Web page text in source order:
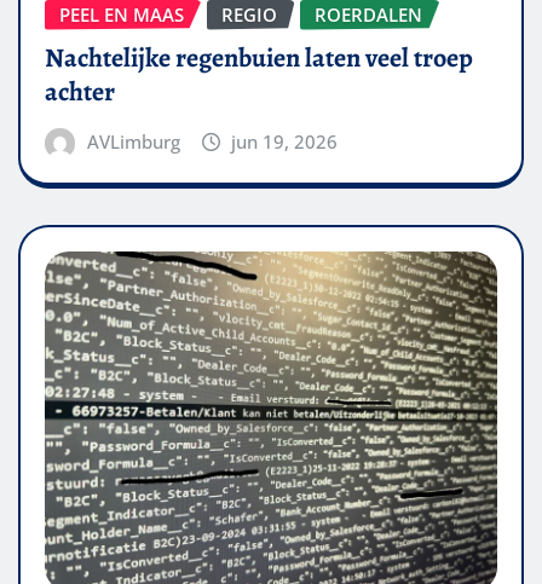
PEEL EN MAAS
REGIO ROERDALEN
Nachtelijke regenbuien laten veel troep
achter
AVLimburg jun 19, 2026